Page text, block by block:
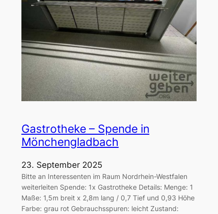
Gastrotheke – Spende in
Mönchengladbach
23. September 2025
Bitte an Interessenten im Raum Nordrhein-Westfalen
weiterleiten Spende: 1x Gastrotheke Details: Menge: 1
Maße: 1,5m breit x 2,8m lang / 0,7 Tief und 0,93 Höhe
Farbe: grau rot Gebrauchsspuren: leicht Zustand: